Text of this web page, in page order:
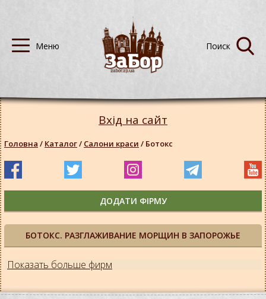
БОТОКС. РАЗГЛАЖИВАНИЕ МОРЩИН В ЗАПОРОЖЬЕ
Показать больше фирм
Вхід на сайт
Головна / Каталог/ Салони краси / Ботокс
ДОДАТИ ФІРМУ